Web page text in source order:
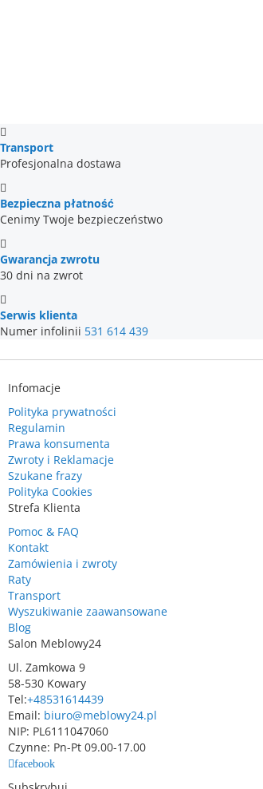
Transport
Profesjonalna dostawa
Bezpieczna płatność
Cenimy Twoje bezpieczeństwo
Gwarancja zwrotu
30 dni na zwrot
Serwis klienta
Numer infolinii 531 614 439
Infomacje
Polityka prywatności
Regulamin
Prawa konsumenta
Zwroty i Reklamacje
Szukane frazy
Polityka Cookies
Strefa Klienta
Pomoc & FAQ
Kontakt
Zamówienia i zwroty
Raty
Transport
Wyszukiwanie zaawansowane
Blog
Salon Meblowy24
Ul. Zamkowa 9
58-530 Kowary
Tel:+48531614439
Email: biuro@meblowy24.pl
NIP: PL6111047060
Czynne: Pn-Pt 09.00-17.00
facebook